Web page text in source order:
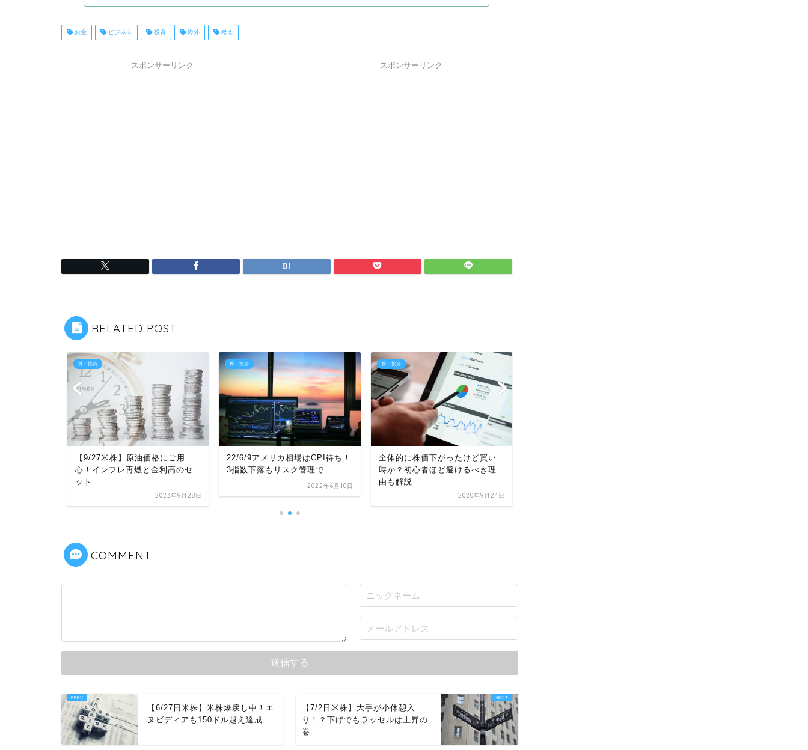
お金 ビジネス 投資 海外 考え
スポンサーリンク スポンサーリンク
RELATED POST
株・投資
【9/27米株】原油価格にご用
心！インフレ再燃と金利高のセ
ット
2023年9月28日
株・投資
22/6/9アメリカ相場はCPI待ち！
3指数下落もリスク管理で
2022年6月10日
株・投資
全体的に株価下がったけど買い
時か？初心者ほど避けるべき理
由も解説
2020年9月24日
COMMENT
【6/27日米株】米株爆戻し中！エ
ヌビディアも150ドル越え達成
【7/2日米株】大手が小休憩入
り！？下げでもラッセルは上昇の
巻